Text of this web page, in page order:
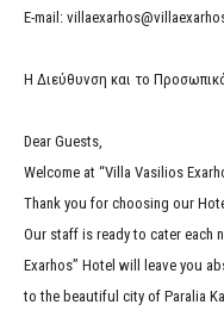
E-mail:
Η Διεύθυνση και το
Dear Guests,
Welcome at “Villa Vasilios
Thank you for choosing our
Our staff is ready to cater each
Exarhos” Hotel will leave you
to the beautiful city of Paralia